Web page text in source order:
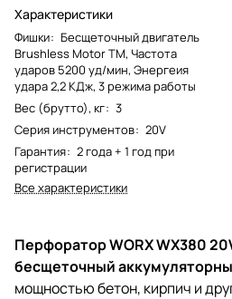
Характеристики
Фишки: Бесщеточный двигатель
Brushless Motor TM, Частота
ударов 5200 уд/мин, Энергеия
удара 2,2 КДж, 3 режима работы
Вес (брутто), кг: 3
Серия инструментов: 20V
Гарантия: 2 года + 1 год при
регистрации
Все характеристики
Перфоратор WORX WX380
бесщеточный
мощностью бетон, кирпич и